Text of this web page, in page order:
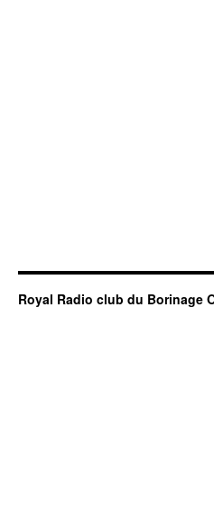
Royal Radio club du Borinage